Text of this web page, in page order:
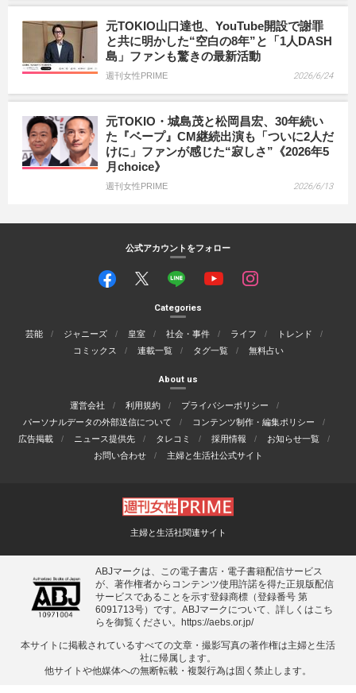
元TOKIO山口達也、YouTube開設で謝罪
と共に明かした“空白の8年”と「1人DASH
島」ファンも驚きの最新活動
週刊女性PRIME 2026/6/24
元TOKIO・城島茂と松岡昌宏、30年続い
た『ベープ』CM継続出演も「ついに2人だ
けに」ファンが感じた“寂しさ”《2026年5
月choice》
週刊女性PRIME 2026/6/13
公式アカウントをフォロー
Categories
芸能 ジャニーズ 皇室 社会・事件 ライフ
トレンド
コミックス
連載一覧 タグ一覧 無料占い
About us
運営会社 利用規約
プライバシーポリシー
パーソナルデータの外部送信について
コンテンツ制作・編集ポリシー
広告掲載
ニュース提供先 タレコミ 採用情報
お知らせ一覧
お問い合わせ
主婦と生活社公式サイト
主婦と生活社関連サイト
ABJマークは、この電子書店・電子書籍配信サービス
が、著作権者からコンテンツ使用許諾を得た正規版配信
サービスであることを示す登録商標（登録番号 第
6091713号）です。ABJマークについて、詳しくはこち
らを御覧ください。
https://aebs.or.jp/
本サイトに掲載されているすべての⽂章・撮影写真の著作権は主婦と⽣活
社に帰属します。
他サイトや他媒体への無断転載・複製⾏為は固く禁⽌します。